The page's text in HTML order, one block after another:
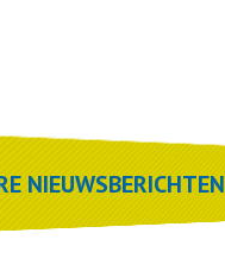
NIEUWSBERICHTEN